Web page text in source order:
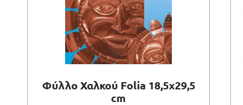
Φύλλο Χαλκού Folia 18,5x29,5
cm